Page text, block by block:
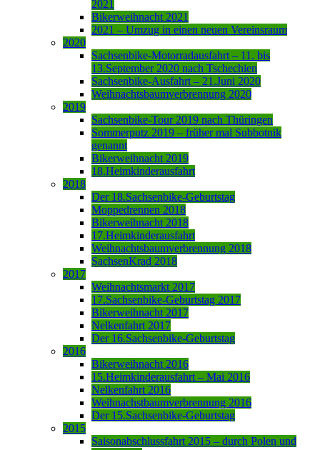
2021
Bikerweihnacht 2021
2021 – Umzug in einen neuen Vereinsraum
2020
Sachsenbike-Motorradausfahrt – 11. bis
13.September 2020 nach Tschechien
Sachsenbike-Ausfahrt – 21.Juni 2020
Weihnachtsbaumverbrennung 2020
2019
Sachsenbike-Tour 2019 nach Thüringen
Sommerputz 2019 – früher mal Subbotnik
genannt
Bikerweihnacht 2019
18.Heimkinderausfahrt
2018
Der 18.Sachsenbike-Geburtstag
Moppedrennen 2018
Bikerweihnacht 2018
17.Heimkinderausfahrt
Weihnachtsbaumverbrennung 2018
SachsenKrad 2018
2017
Weihnachtsmarkt 2017
17.Sachsenbike-Geburtstag 2017
Bikerweihnacht 2017
Nelkenfahrt 2017
Der 16.Sachsenbike-Geburtstag
2016
Bikerweihnacht 2016
15.Heimkinderausfahrt – Mai 2016
Nelkenfahrt 2016
Weihnachstbaumverbrennung 2016
Der 15.Sachsenbike-Geburtstag
2015
Saisonabschlussfahrt 2015 – durch Polen und